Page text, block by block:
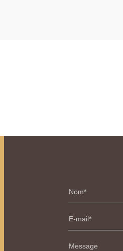
Nom
E-mail
Message